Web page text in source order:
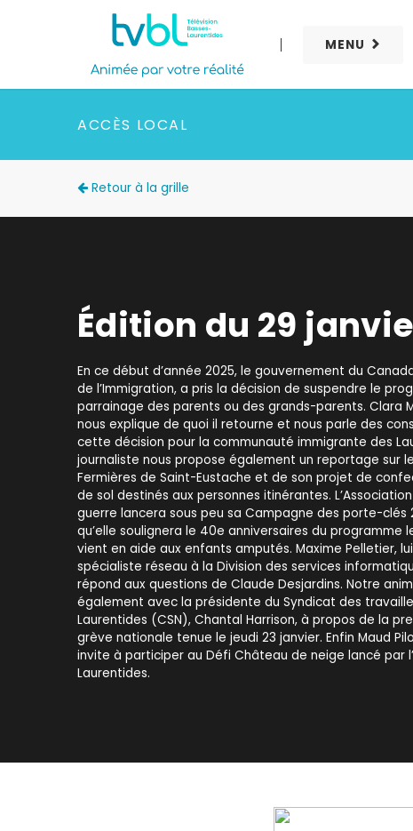
MENU
ACCÈS LOCAL
Retour à la grille
Édition du 29
En ce début d’année 2025, le gouvernement du
de l’Immigration, a pris la décision de suspendre le
parrainage des parents ou des grands-parents. Clara
nous explique de quoi il retourne et nous parle des
cette décision pour la communauté immigrante des
journaliste nous propose également un reportage sur
Fermières de Saint-Eustache et de son projet de
de sol destinés aux personnes itinérantes.
guerre lancera sous peu sa Campagne des porte-clés
qu’elle soulignera le 40e anniversaires du programme
vient en aide aux enfants amputés. Maxime Pelletier,
spécialiste réseau à la Division des services
répond aux questions de Claude Desjardins. Notre
également avec la présidente du Syndicat des
Laurentides (CSN), Chantal Harrison, à propos de la
grève nationale tenue le jeudi 23 janvier. Enfin Maud
invite à participer au Défi Château de neige lancé par
Laurentides.